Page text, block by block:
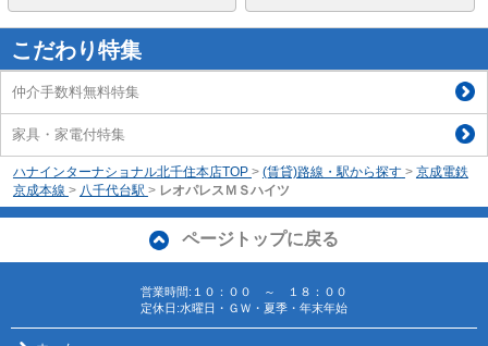
こだわり特集
仲介手数料無料特集
家具・家電付特集
ハナインターナショナル北千住本店TOP > (賃貸)路線・駅から探す > 京成電鉄
京成本線 > 八千代台駅 > レオパレスＭＳハイツ
ページトップに戻る
営業時間:１０：００ ～ １８：００
定休日:水曜日・ＧＷ・夏季・年末年始